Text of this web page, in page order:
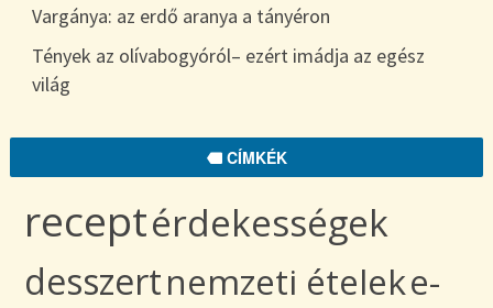
Vargánya: az erdő aranya a tányéron
Tények az olívabogyóról– ezért imádja az egész
világ
CÍMKÉK
receptérdekességek
desszertnemzeti ételeke-